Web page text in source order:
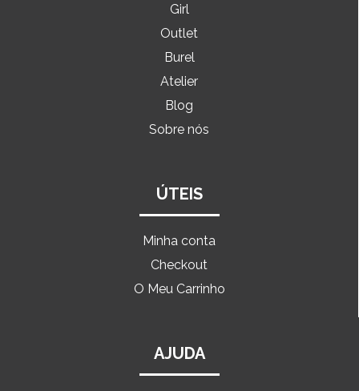
Girl
Outlet
Burel
Atelier
Blog
Sobre nós
ÚTEIS
Minha conta
Checkout
O Meu Carrinho
AJUDA